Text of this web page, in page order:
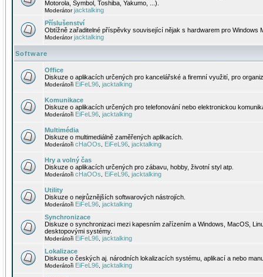
Motorola, Symbol, Toshiba, Yakumo, ...).
Moderátorjacktalking
Příslušenství
Obtížně zařaditelné příspěvky související nějak s hardwarem pro Windows
Moderátorjacktalking
Software
Office
Diskuze o aplikacích určených pro kancelářské a firemní využití, pro
Moderátoři EiFeL96 jacktalking
Komunikace
Diskuze o aplikacích určených pro telefonování nebo elektronickou
Moderátoři EiFeL96 jacktalking
Multimédia
Diskuze o multimediálně zaměřených aplikacích.
Moderátoři cHaOOs EiFeL96 jacktalking
Hry a volný čas
Diskuze o aplikacích určených pro zábavu, hobby, životní styl atp.
Moderátoři cHaOOs EiFeL96 jacktalking
Utility
Diskuze o nejrůznějších softwarových nástrojích.
Moderátoři EiFeL96 jacktalking
Synchronizace
Diskuze o synchronizaci mezi kapesním zařízením a Windows, MacOS,
desktopovými systémy.
Moderátoři EiFeL96 jacktalking
Lokalizace
Diskuse o českých aj. národních lokalizacích systému, aplikací a nebo
Moderátoři EiFeL96 jacktalking